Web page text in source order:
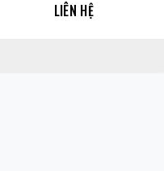
LIÊN HỆ